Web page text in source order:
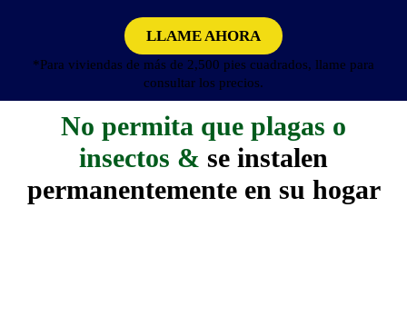
LLAME AHORA
*Para viviendas de más de 2,500 pies cuadrados, llame para
consultar los precios.
No permita que plagas o
insectos & se instalen
permanentemente en su hogar